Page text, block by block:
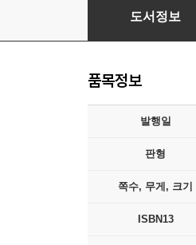
어린 왕자를 찾아서
도서정보
품목정보
발행일
판형
쪽수, 무게, 크기
ISBN13